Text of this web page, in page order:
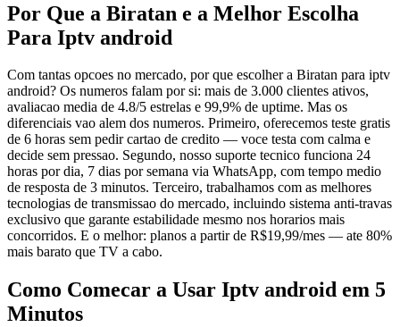
Por Que a Biratan e a Melhor Escolha
Para Iptv android
Com tantas opcoes no mercado, por que escolher a Biratan para iptv
android? Os numeros falam por si: mais de 3.000 clientes ativos,
avaliacao media de 4.8/5 estrelas e 99,9% de uptime. Mas os
diferenciais vao alem dos numeros. Primeiro, oferecemos teste gratis
de 6 horas sem pedir cartao de credito — voce testa com calma e
decide sem pressao. Segundo, nosso suporte tecnico funciona 24
horas por dia, 7 dias por semana via WhatsApp, com tempo medio
de resposta de 3 minutos. Terceiro, trabalhamos com as melhores
tecnologias de transmissao do mercado, incluindo sistema anti-travas
exclusivo que garante estabilidade mesmo nos horarios mais
concorridos. E o melhor: planos a partir de R$19,99/mes — ate 80%
mais barato que TV a cabo.
Como Comecar a Usar Iptv android em 5
Minutos